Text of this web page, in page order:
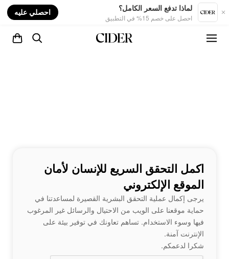
لماذا تدفع السعر الكامل؟
احصل على خصم 15% في التطبيق
احصلي عليه
اكمل التحقق السريع للإنسان لأمان
الموقع الإلكتروني
يرجى إكمال عملية التحقق البشرية القصيرة لمساعدتنا في
حماية موقعنا على الويب من الاحتيال والرسائل غير المرغوب
فيها وسوء الاستخدام. تساهم تعاونك في توفير بيئة على
الإنترنت آمنة.
شكرا لدعمكم.